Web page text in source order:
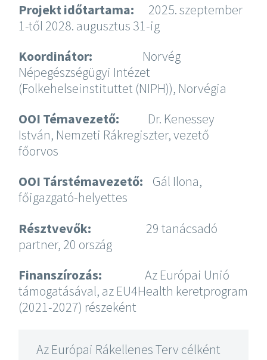
Projekt időtartama: 2025. szeptember
1-től 2028. augusztus 31-ig
Koordinátor: Norvég
Népegészségügyi Intézet
(Folkehelseinstituttet (NIPH)), Norvégia
OOI Témavezető:
Dr. Kenessey
István, Nemzeti Rákregiszter, vezető
főorvos
OOI Társtémavezető:
Gál Ilona,
főigazgató-helyettes
Résztvevők: 29 tanácsadó
partner, 20 ország
Finanszírozás:
Az Európai Unió
támogatásával, az EU4Health keretprogram
(2021-2027) részeként
Az Európai Rákellenes Terv célként